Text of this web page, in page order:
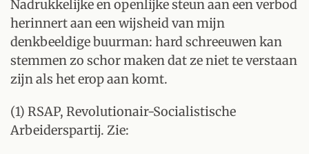
Nadrukkelijke en openlijke steun aan een verbod
herinnert aan een wijsheid van mijn
denkbeeldige buurman: hard schreeuwen kan
stemmen zo schor maken dat ze niet te verstaan
zijn als het erop aan komt.
(1) RSAP, Revolutionair-Socialistische
Arbeiderspartij. Zie: